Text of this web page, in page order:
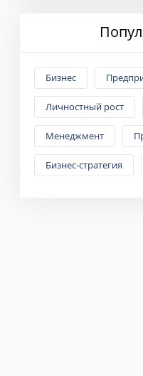
Бизнес
Личностный рост
Менеджмент
Бизнес-стратегия